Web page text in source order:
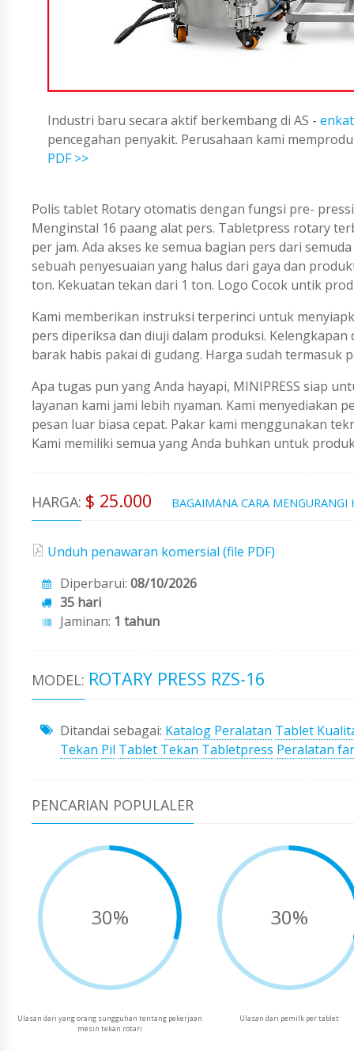
Industri baru secara aktif berkembang di AS -
pencegahan penyakit. Perusahaan kami
PDF >>
Polis tablet Rotary otomatis dengan fungsi pre-
Menginstal 16 paang alat pers. Tabletpress rotary
per jam. Ada akses ke semua bagian pers dari
sebuah penyesuaian yang halus dari gaya dan
ton. Kekuatan tekan dari 1 ton. Logo Cocok untik
Kami memberikan instruksi terperinci untuk
pers diperiksa dan diuji dalam produksi.
barak habis pakai di gudang. Harga sudah termasuk
Apa tugas pun yang Anda hayapi, MINIPRESS siap
layanan kami jami lebih nyaman. Kami menyediakan
pesan luar biasa cepat. Pakar kami menggunakan
Kami memiliki semua yang Anda buhkan untuk
HARGA: $ 25.000 BAGAIMANA CARA MENGURANGI
Unduh penawaran komersial (file PDF)
Diperbarui: 08/10/2026
35 hari
Jaminan: 1 tahun
MODEL: ROTARY PRESS RZS-16
Ditandai sebagai: Katalog Peralatan Tablet
Tekan Pil Tablet Tekan Tabletpress Peralatan
PENCARIAN POPULALER
30%
Ulasan dari yang orang sungguhan tentang pekerjaan
mesin tekan rotari
30%
Ulasan dari pemilk per tablet